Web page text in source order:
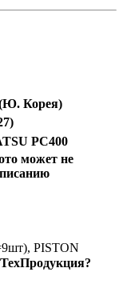
Корея)
PC400
может не
PISTON